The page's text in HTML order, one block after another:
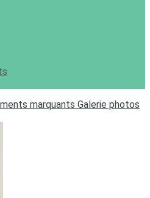
marquants Galerie photos